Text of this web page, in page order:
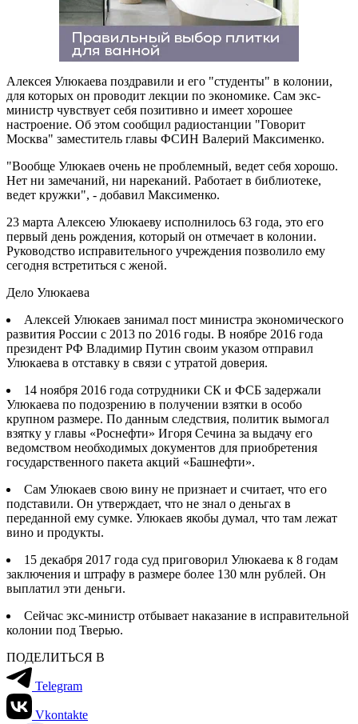
Алексея Улюкаева поздравили и его "студенты" в колонии,
для которых он проводит лекции по экономике. Сам экс-
министр чувствует себя позитивно и имеет хорошее
настроение. Об этом сообщил радиостанции "Говорит
Москва" заместитель главы ФСИН Валерий Максименко.
"Вообще Улюкаев очень не проблемный, ведет себя хорошо.
Нет ни замечаний, ни нареканий. Работает в библиотеке,
ведет кружки", - добавил Максименко.
23 марта Алексею Улюкаеву исполнилось 63 года, это его
первый день рождения, который он отмечает в колонии.
Руководство исправительного учреждения позволило ему
сегодня встретиться с женой.
Дело Улюкаева
Алексей Улюкаев занимал пост министра экономического
развития России с 2013 по 2016 годы. В ноябре 2016 года
президент РФ Владимир Путин своим указом отправил
Улюкаева в отставку в связи с утратой доверия.
14 ноября 2016 года сотрудники СК и ФСБ задержали
Улюкаева по подозрению в получении взятки в особо
крупном размере. По данным следствия, политик вымогал
взятку у главы «Роснефти» Игоря Сечина за выдачу его
ведомством необходимых документов для приобретения
государственного пакета акций «Башнефти».
Сам Улюкаев свою вину не признает и считает, что его
подставили. Он утверждает, что не знал о деньгах в
переданной ему сумке. Улюкаев якобы думал, что там лежат
вино и продукты.
15 декабря 2017 года суд приговорил Улюкаева к 8 годам
заключения и штрафу в размере более 130 млн рублей. Он
выплатил эти деньги.
Сейчас экс-министр отбывает наказание в исправительной
колонии под Тверью.
ПОДЕЛИТЬСЯ В
Telegram
Vkontakte